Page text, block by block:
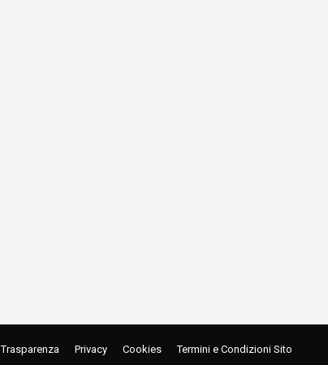
Trasparenza Privacy Cookies Termini e Condizioni Sito